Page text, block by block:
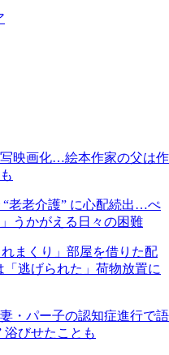
映画化…絵本作家の父は作
老老介護” に心配続出…ぺ
うかがえる日々の困難
まくり」部屋を借りた配
逃げられた」荷物放置に
・パー子の認知症進行で語
びせたことも